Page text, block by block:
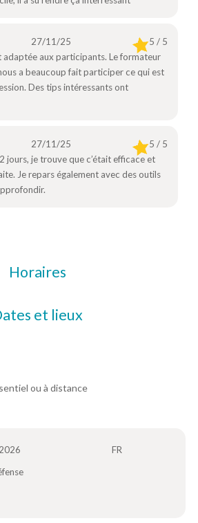
27/11/25
5 / 5
aux participants. Le formateur
a beaucoup fait participer ce qui est
Des tips intéressants ont
27/11/25
5 / 5
jours, je trouve que c’était efficace et
Je repars également avec des outils
Horaires
et lieux
ou à distance
FR